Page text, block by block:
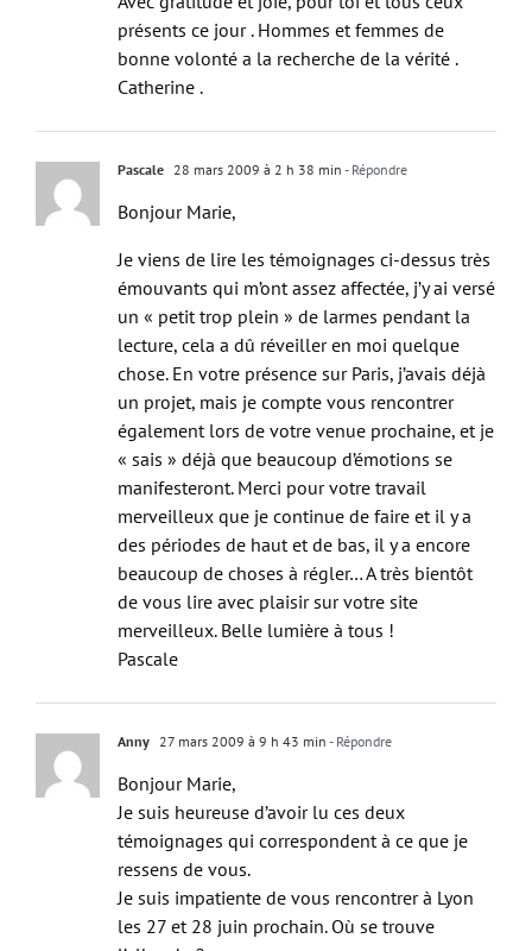
Avec gratitude et joie, pour toi et tous ceux
présents ce jour . Hommes et femmes de
bonne volonté a la recherche de la vérité .
Catherine .
Pascale 28 mars 2009 à 2 h 38 min - Répondre
Bonjour Marie,
Je viens de lire les témoignages ci-dessus très
émouvants qui m’ont assez affectée, j’y ai versé
un « petit trop plein » de larmes pendant la
lecture, cela a dû réveiller en moi quelque
chose. En votre présence sur Paris, j’avais déjà
un projet, mais je compte vous rencontrer
également lors de votre venue prochaine, et je
« sais » déjà que beaucoup d’émotions se
manifesteront. Merci pour votre travail
merveilleux que je continue de faire et il y a
des périodes de haut et de bas, il y a encore
beaucoup de choses à régler… A très bientôt
de vous lire avec plaisir sur votre site
merveilleux. Belle lumière à tous !
Pascale
Anny 27 mars 2009 à 9 h 43 min - Répondre
Bonjour Marie,
Je suis heureuse d’avoir lu ces deux
témoignages qui correspondent à ce que je
ressens de vous.
Je suis impatiente de vous rencontrer à Lyon
les 27 et 28 juin prochain. Où se trouve